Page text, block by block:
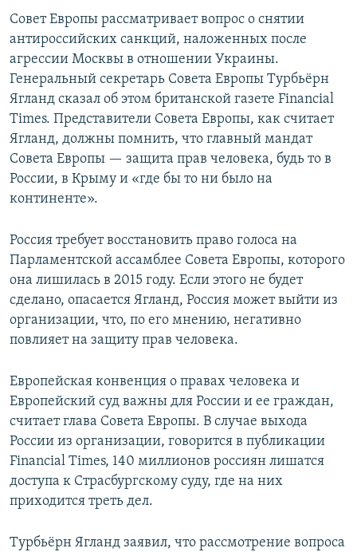
Совет Европы рассматривает вопрос о снятии
антироссийских санкций, наложенных после
агрессии Москвы в отношении Украины.
Генеральный секретарь Совета Европы Турбьёрн
Ягланд сказал об этом британской газете Financial
Times. Представители Совета Европы, как считает
Ягланд, должны помнить, что главный мандат
Совета Европы — защита прав человека, будь то в
России, в Крыму и «где бы то ни было на
континенте».
Россия требует восстановить право голоса на
Парламентской ассамблее Совета Европы, которого
она лишилась в 2015 году. Если этого не будет
сделано, опасается Ягланд, Россия может выйти из
организации, что, по его мнению, негативно
повлияет на защиту прав человека.
Европейская конвенция о правах человека и
Европейский суд важны для России и ее граждан,
считает глава Совета Европы. В случае выхода
России из организации, говорится в публикации
Financial Times, 140 миллионов россиян лишатся
доступа к Страсбургскому суду, где на них
приходится треть дел.
Турбьёрн Ягланд заявил, что рассмотрение вопроса